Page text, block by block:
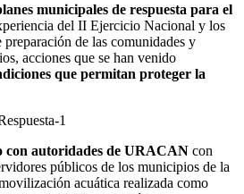
municipales de respuesta para el
del II Ejercicio Nacional y los
de las comunidades y
acciones que se han venido
que permitan proteger la
con autoridades de URACAN con
públicos de los municipios de la
acuática realizada como